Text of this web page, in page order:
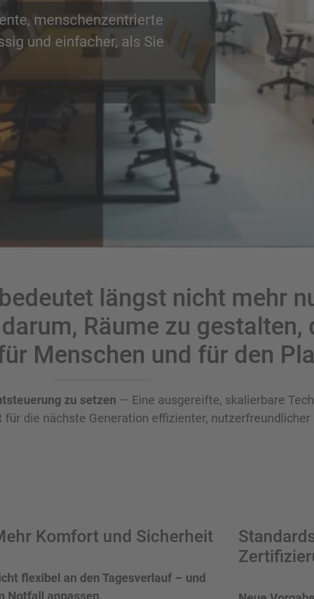
menschenzentrierte
und einfacher, als Sie
längst nicht mehr
Räume zu gestalten,
Menschen und für den
zu setzen — Eine ausgereifte, skalierbare
die nächste Generation effizienter, nutzerfreundlicher
Komfort und Sicherheit
flexibel an den Tagesverlauf – und
Notfall anpassen.